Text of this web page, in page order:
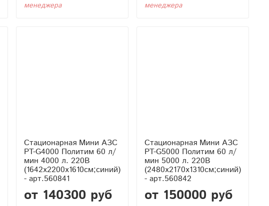
менеджера
менеджера
Стационарная Мини АЗС
PT-G4000 Политим 60 л/
мин 4000 л. 220В
(1642x2200x1610см;синий)
- арт.560841
от 140300 руб
Стационарная Мини АЗС
PT-G5000 Политим 60 л/
мин 5000 л. 220В
(2480x2170x1310см;синий)
- арт.560842
от 150000 руб